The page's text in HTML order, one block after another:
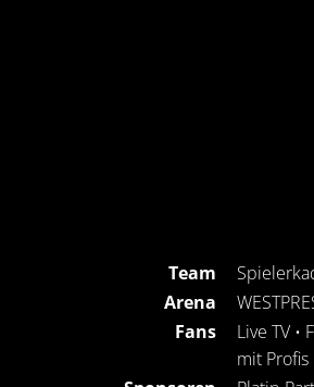
Team
Arena
Fans
Live TV •
mit Profis